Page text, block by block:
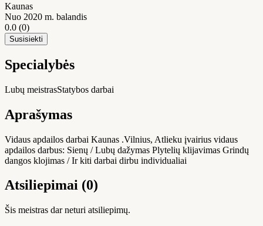
Kaunas
Nuo 2020 m. balandis
0.0 (0)
Susisiekti
Specialybės
Lubų meistrasStatybos darbai
Aprašymas
Vidaus apdailos darbai Kaunas .Vilnius, Atlieku įvairius vidaus
apdailos darbus: Sienų / Lubų dažymas Plytelių klijavimas Grindų
dangos klojimas / Ir kiti darbai dirbu individualiai
Atsiliepimai (0)
Šis meistras dar neturi atsiliepimų.